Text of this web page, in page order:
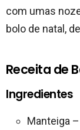
com umas
bolo de natal,
Receita de
Ingredientes
Manteiga